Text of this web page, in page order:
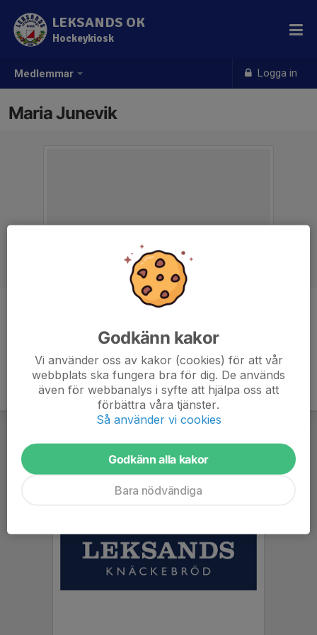
Medlemmar Logga in
LEKSANDS OK
Hockeykiosk
Maria Junevik
Godkänn kakor
Vi använder oss av kakor (cookies) för att vår
webbplats ska fungera bra för dig. De används
även för webbanalys i syfte att hjälpa oss att
förbättra våra tjänster.
Så använder vi cookies
Godkänn alla kakor
Bara nödvändiga